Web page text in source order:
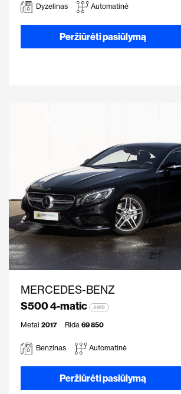
Dyzelinas Automatinė
Peržiūrėti pasiūlymą
MERCEDES-BENZ
S500 4-matic
AWD
Metai 2017 Rida 69 850
Benzinas Automatinė
Peržiūrėti pasiūlymą